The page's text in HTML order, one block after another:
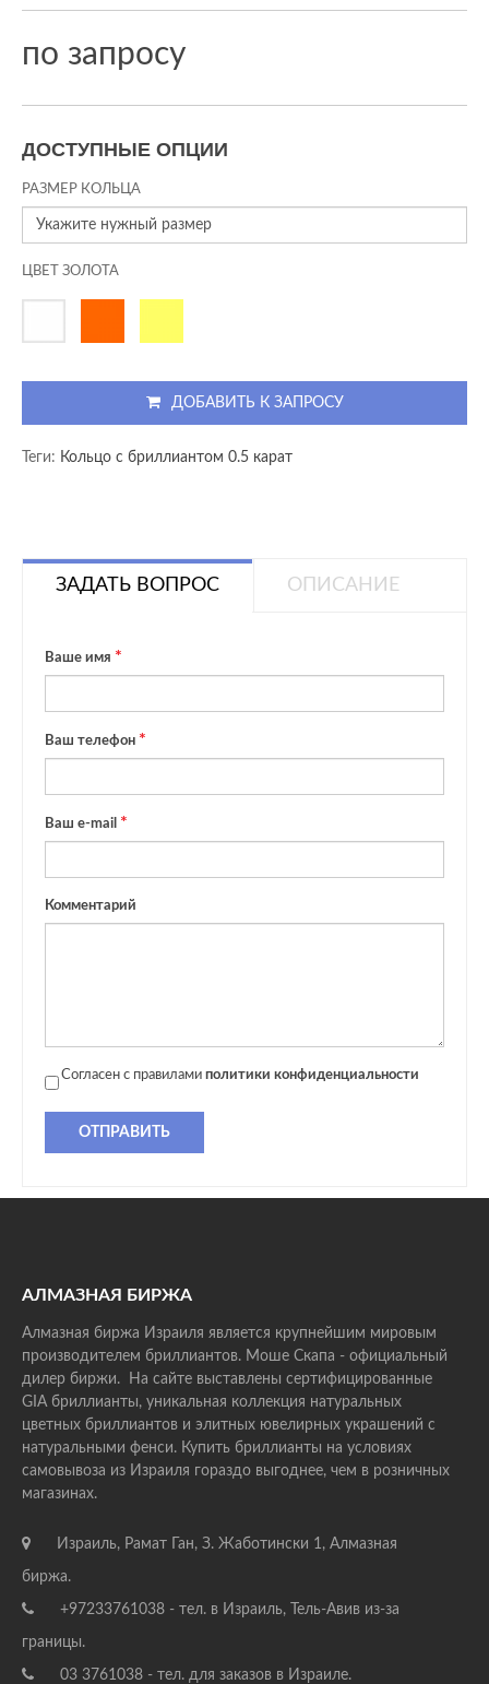
по запросу
ДОСТУПНЫЕ ОПЦИИ
РАЗМЕР КОЛЬЦА
ЦВЕТ ЗОЛОТА
ДОБАВИТЬ К ЗАПРОСУ
Теги: Кольцо с бриллиантом 0.5 карат
ЗАДАТЬ ВОПРОС ОПИСАНИЕ
Ваше имя
Ваш телефон
Ваш e-mail
Комментарий
Согласен с правилами политики конфиденциальности
ОТПРАВИТЬ
АЛМАЗНАЯ БИРЖА
Алмазная биржа Израиля является крупнейшим мировым
производителем бриллиантов. Моше Скапа - официальный
дилер биржи. На сайте выставлены сертифицированные
GIA бриллианты, уникальная коллекция натуральных
цветных бриллиантов и элитных ювелирных украшений с
натуральными фенси. Купить бриллианты на условиях
самовывоза из Израиля гораздо выгоднее, чем в розничных
магазинах.
Израиль, Рамат Ган, З. Жаботински 1, Алмазная
биржа.
+97233761038 - тел. в Израиль, Тель-Авив из-за
границы.
03 3761038 - тел. для заказов в Израиле.